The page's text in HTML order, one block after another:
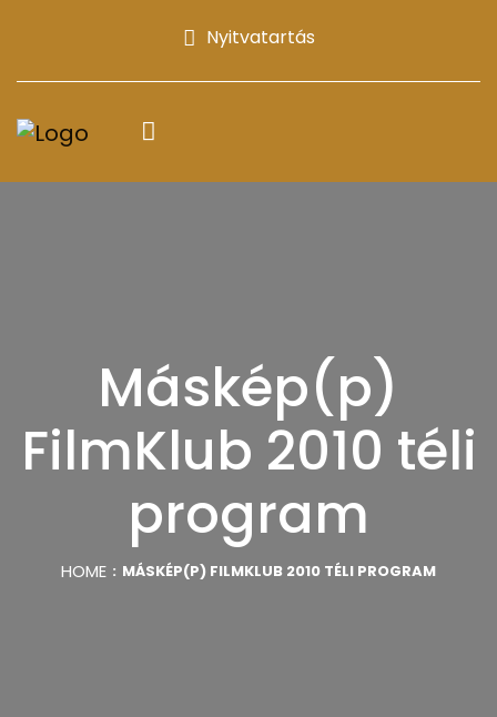
Nyitvatartás
Máskép(p)
FilmKlub 2010 téli
program
HOME MÁSKÉP(P) FILMKLUB 2010 TÉLI PROGRAM